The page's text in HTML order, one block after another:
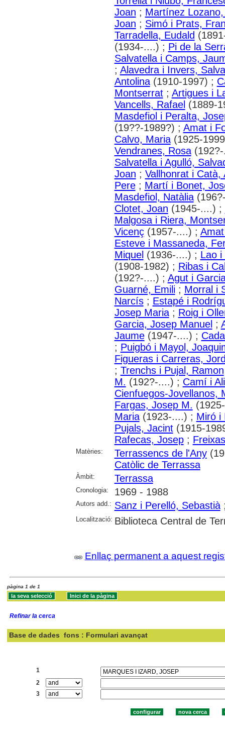
Joan ; Martínez
Joan ; Simó i Prats,
Tarradella, Eudald
(1934-....) ; Pi de la
Salvatella i Camps,
; Alavedra i Invers,
Antolina(1910-1997) ;
Montserrat; Artigues i
Vancells, Rafael (1889-
Masdefiol i Peralta,
(19??-1989?) ; Amat i
Calvo, Maria(1925-
Vendranes, Rosa
Salvatella i Agulló,
Joan ; Vallhonrat i Catà,
Pere; Martí i Bonet,
Masdefiol, Natàlia
Clotet, Joan (1945-....) ;
Malgosa i Riera,
Vicenç(1957-....) ;
Esteve i Massaneda,
Miquel (1936-....) ; Lao i
(1908-1982) ; Ribas i
(192?-....) ; Agut i
Guarné, Emili; Morral i
Narcís; Estapé i
Josep Maria; Roig i
Garcia, Josep Manuel ;
Jaume(1947-....) ;
; Puigbó i Mayol,
Figueras i Carreras,
; Trenchs i Pujal, Ramon
M. (192?-....) ; Camí i
Cienfuegos-Jovellanos,
Fargas, Josep M.
Maria(1923-....) ; Miró i
Pujals, Jacint(1915-
Rafecas, Josep;
Matèries: Terrassencs de l'Any
Catòlic de Terrassa
Àmbit: Terrassa
Cronologia: 1969 - 1988
Autors add.: Sanz i Perelló, Sebastià
Localització: Biblioteca Central de
Enllaç permanent a aquest
pàgina 1 de 1
Refinar la cerca
Base de dades fons : Formulari avançat
1
2
3